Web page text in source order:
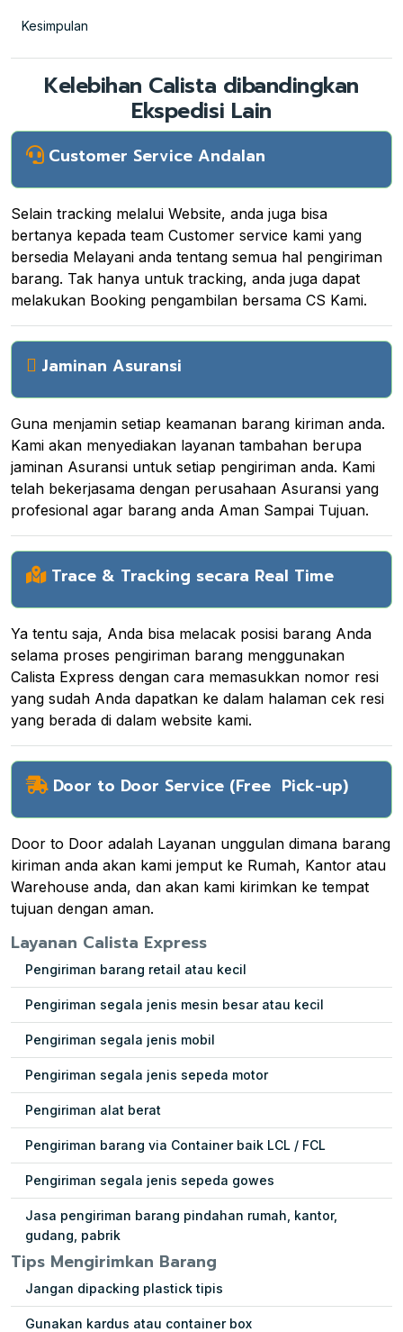
Kesimpulan
Kelebihan Calista dibandingkan
Ekspedisi Lain
Customer Service Andalan
Selain tracking melalui Website, anda juga bisa
bertanya kepada team Customer service kami yang
bersedia Melayani anda tentang semua hal pengiriman
barang. Tak hanya untuk tracking, anda juga dapat
melakukan Booking pengambilan bersama CS Kami.
Jaminan Asuransi
Guna menjamin setiap keamanan barang kiriman anda.
Kami akan menyediakan layanan tambahan berupa
jaminan Asuransi untuk setiap pengiriman anda. Kami
telah bekerjasama dengan perusahaan Asuransi yang
profesional agar barang anda Aman Sampai Tujuan.
Trace & Tracking secara Real Time
Ya tentu saja, Anda bisa melacak posisi barang Anda
selama proses pengiriman barang menggunakan
Calista Express dengan cara memasukkan nomor resi
yang sudah Anda dapatkan ke dalam halaman cek resi
yang berada di dalam website kami.
Door to Door Service (Free Pick-up)
Door to Door adalah Layanan unggulan dimana barang
kiriman anda akan kami jemput ke Rumah, Kantor atau
Warehouse anda, dan akan kami kirimkan ke tempat
tujuan dengan aman.
Layanan Calista Express
Pengiriman barang retail atau kecil
Pengiriman segala jenis mesin besar atau kecil
Pengiriman segala jenis mobil
Pengiriman segala jenis sepeda motor
Pengiriman alat berat
Pengiriman barang via Container baik LCL / FCL
Pengiriman segala jenis sepeda gowes
Jasa pengiriman barang pindahan rumah, kantor,
gudang, pabrik
Tips Mengirimkan Barang
Jangan dipacking plastick tipis
Gunakan kardus atau container box